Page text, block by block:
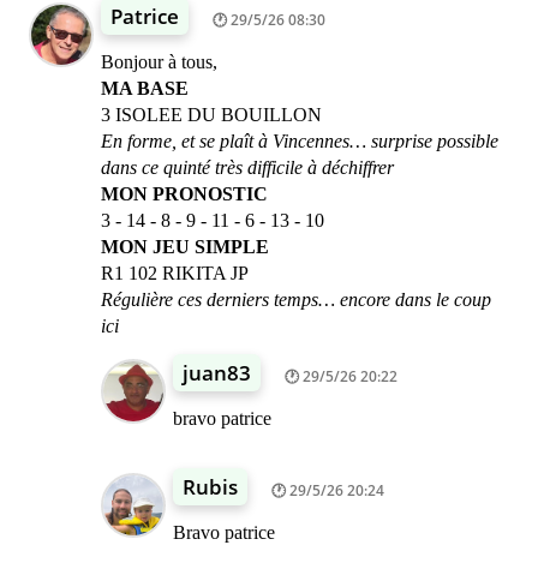
Patrice 29/5/26 08:30
Bonjour à tous,
MA BASE
3 ISOLEE DU BOUILLON
En forme, et se plaît à Vincennes… surprise possible
dans ce quinté très difficile à déchiffrer
MON PRONOSTIC
3 - 14 - 8 - 9 - 11 - 6 - 13 - 10
MON JEU SIMPLE
R1 102 RIKITA JP
Régulière ces derniers temps… encore dans le coup
ici
juan83 29/5/26 20:22
bravo patrice
Rubis 29/5/26 20:24
Bravo patrice